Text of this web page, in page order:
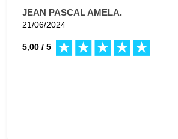
JEAN PASCAL AMELA.
21/06/2024
5,00 / 5